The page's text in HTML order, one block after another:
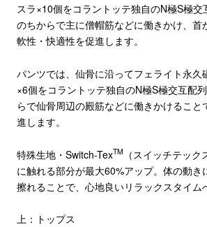
スラ×10個をコラントッテ独自のN極S極交
のちからで主に僧帽筋などに働きかけ、首
軟性・快適性を促進します。
パンツでは、仙骨に沿ってフェライト永久
×6個をコラントッテ独自のN極S極交互配
らで仙骨周辺の殿筋などに働きかけること
進します。
特殊生地・Switch-TexTM
（スイッチテッ
に触れる部分が最大60%アップ。体の動き
擦れることで、心地良いリラックスタイム
上：トップス